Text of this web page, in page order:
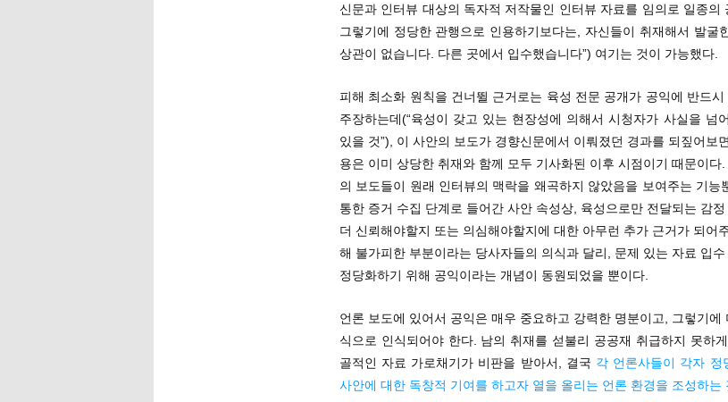
신문과 인터뷰 대상의 독자적 저작물인 인터뷰 자료를 임의로 일종의
그렇기에 정당한 관행으로 인용하기보다는, 자신들이 취재해서 발굴
상관이 없습니다. 다른 곳에서 입수했습니다”) 여기는 것이 가능했다.
피해 최소화 원칙을 건너뛸 근거로는 육성 전문 공개가 공익에 반드
주장하는데(“육성이 갖고 있는 현장성에 의해서 시청자가 사실을 넘
있을 것”), 이 사안의 보도가 경향신문에서 이뤄졌던 경과를 되짚어보
용은 이미 상당한 취재와 함께 모두 기사화된 이후 시점이기 때문이다
의 보도들이 원래 인터뷰의 맥락을 왜곡하지 않았음을 보여주는 기능
통한 증거 수집 단계로 들어간 사안 속성상, 육성으로만 전달되는 감
더 신뢰해야할지 또는 의심해야할지에 대한 아무런 추가 근거가 되어
해 불가피한 부분이라는 당사자들의 의식과 달리, 문제 있는 자료 입
정당화하기 위해 공익이라는 개념이 동원되었을 뿐이다.
언론 보도에 있어서 공익은 매우 중요하고 강력한 명분이고, 그렇기에
식으로 인식되어야 한다. 남의 취재를 섣불리 공공재 취급하지 못하
골적인 자료 가로채기가 비판을 받아서, 결국 각 언론사들이 각자 정
사안에 대한 독창적 기여를 하고자 열을 올리는 언론 환경을 조성하는